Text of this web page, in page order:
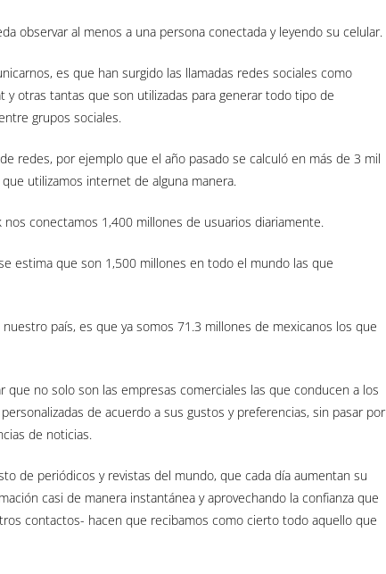
observar al menos a una persona conectada y leyendo su celular.
es que han surgido las llamadas redes sociales como
y otras tantas que son utilizadas para generar todo tipo de
grupos sociales.
redes, por ejemplo que el año pasado se calculó en más de 3 mil
utilizamos internet de alguna manera.
conectamos 1,400 millones de usuarios diariamente.
estima que son 1,500 millones en todo el mundo las que
país, es que ya somos 71.3 millones de mexicanos los que
no solo son las empresas comerciales las que conducen a los
de acuerdo a sus gustos y preferencias, sin pasar por
de noticias.
de periódicos y revistas del mundo, que cada día aumentan su
casi de manera instantánea y aprovechando la confianza que
contactos- hacen que recibamos como cierto todo aquello que